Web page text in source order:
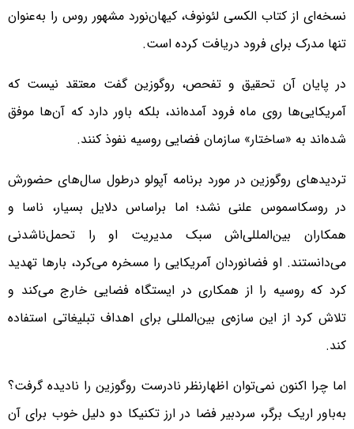
نسخه‌ای از کتاب الکسی لئونوف، کیهان‌نورد مشهور روس را به‌عنوان
تنها مدرک برای فرود دریافت کرده است.
در پایان آن تحقیق و تفحص، روگوزین گفت معتقد نیست که
آمریکایی‌ها روی ماه فرود آمده‌اند، بلکه باور دارد که آن‌ها موفق
شده‌اند به «ساختار» سازمان فضایی روسیه نفوذ کنند.
تردیدهای روگوزین در مورد برنامه آپولو درطول سال‌های حضورش
در روسکاسموس علنی نشد؛ اما براساس دلایل بسیار، ناسا و
همکاران بین‌المللی‌اش سبک مدیریت او را تحمل‌ناشدنی
می‌دانستند. او فضانوردان آمریکایی را مسخره می‌کرد، بارها تهدید
کرد که روسیه را از همکاری در ایستگاه فضایی خارج می‌کند و
تلاش کرد از این سازه‌ی بین‌المللی برای اهداف تبلیغاتی استفاده
کند.
اما چرا اکنون نمی‌توان اظهارنظر نادرست روگوزین را نادیده گرفت؟
به‌باور اریک برگر، سردبیر فضا در ارز تکنیکا دو دلیل خوب برای آن